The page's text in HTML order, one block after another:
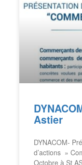
Astier
DYNACOM-
d’actions »
Octobre à St